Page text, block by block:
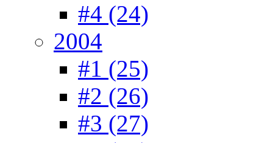
#4 (24)
2004
#1 (25)
#2 (26)
#3 (27)